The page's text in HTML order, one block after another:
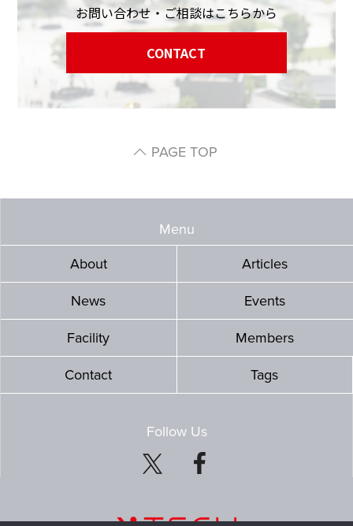
お問い合わせ・ご相談はこちらから
CONTACT
PAGE TOP
Menu
About
Articles
News Events
Facility Members
Contact Tags
Follow Us